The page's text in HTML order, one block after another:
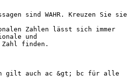
sind WAHR. Kreuzen Sie sie
Zahlen lässt sich immer
und
finden.
gilt auch ac &gt; bc für alle